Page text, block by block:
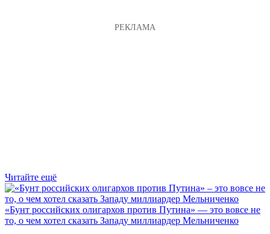
Читайте ещё
«Бунт российских олигархов против Путина» — это вовсе не
то, о чем хотел сказать Западу миллиардер Мельниченко